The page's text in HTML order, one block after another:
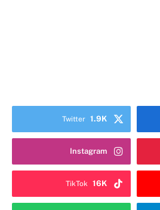
Twitter 1.9K
Instagram
TikTok 16K